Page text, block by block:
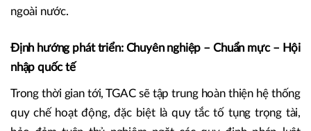
ngoài nước.
Định hướng phát triển: Chuyên nghiệp – Chuẩn mực – Hội
nhập quốc tế
Trong thời gian tới, TGAC sẽ tập trung hoàn thiện hệ thống
quy chế hoạt động, đặc biệt là quy tắc tố tụng trọng tài,